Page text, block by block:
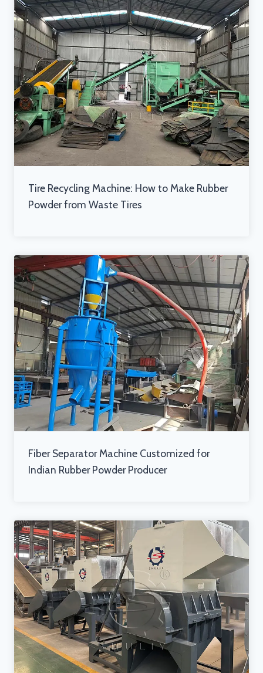
Tire Recycling Machine: How to Make Rubber
Powder from Waste Tires
Fiber Separator Machine Customized for
Indian Rubber Powder Producer